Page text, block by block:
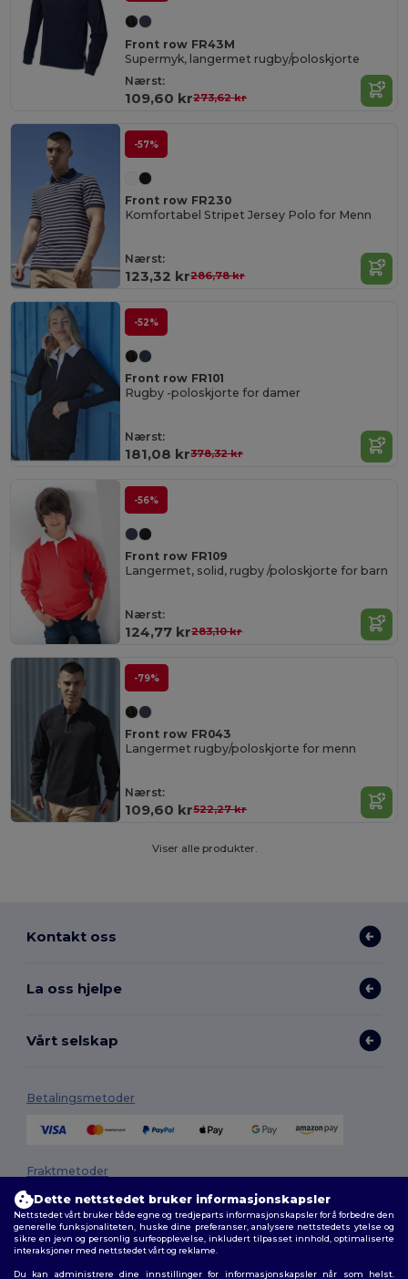
Front row FR43M
Supermyk, langermet rugby/poloskjorte
Nærst:
109,60 kr273,62 kr
-57%
Front row FR230
Komfortabel Stripet Jersey Polo for Menn
Nærst:
123,32 kr286,78 kr
-52%
Front row FR101
Rugby -poloskjorte for damer
Nærst:
181,08 kr378,32 kr
-56%
Front row FR109
Langermet, solid, rugby /poloskjorte for barn
Nærst:
124,77 kr283,10 kr
-79%
Front row FR043
Langermet rugby/poloskjorte for menn
Nærst:
109,60 kr522,27 kr
Viser alle produkter.
Kontakt oss
La oss hjelpe
Vårt selskap
Betalingsmetoder
Fraktmetoder
Dette nettstedet bruker informasjonskapsler
Nettstedet vårt bruker både egne og tredjeparts informasjonskapsler for å forbedre den
generelle funksjonaliteten, huske dine preferanser, analysere nettstedets ytelse og
sikre en jevn og personlig surfeopplevelse, inkludert tilpasset innhold, optimaliserte
interaksjoner med nettstedet vårt og reklame.
Du kan administrere dine innstillinger for informasjonskapsler når som helst.